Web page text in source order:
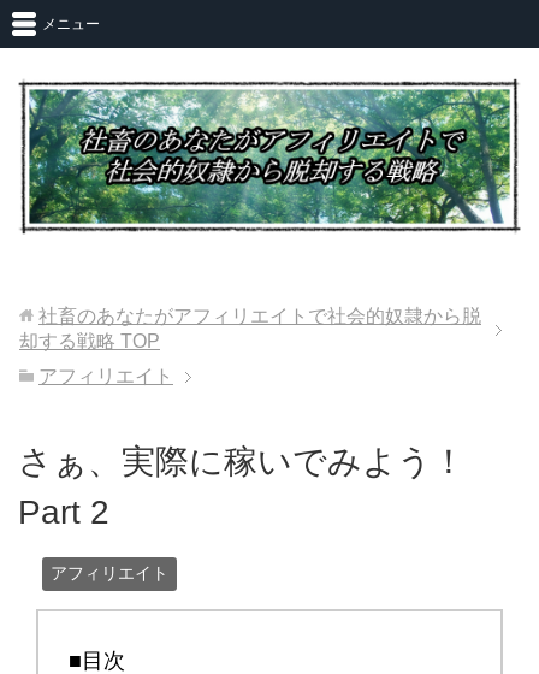
メニュー
社畜のあなたがアフィリエイトで社会的奴隷から脱
却する戦略 TOP
アフィリエイト
さぁ、実際に稼いでみよう！
Part 2
アフィリエイト
■目次